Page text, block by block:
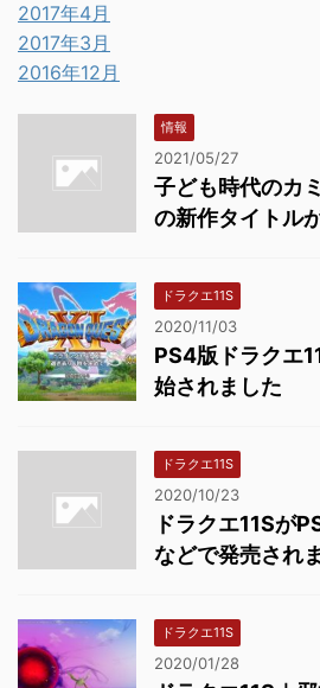
2017年4月
2017年3月
2016年12月
情報
2021/05/27
子ども時代のカ
の新作タイトル
ドラクエ11S
2020/11/03
PS4版ドラクエ
始されました
ドラクエ11S
2020/10/23
ドラクエ11Sが
などで発売され
ドラクエ11S
2020/01/28